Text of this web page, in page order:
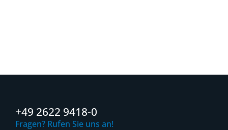
+49 2622 9418-0
Fragen? Rufen Sie uns an!